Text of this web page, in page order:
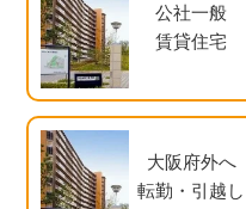
公社一般
賃貸住宅
大阪府外へ
転勤・引越し